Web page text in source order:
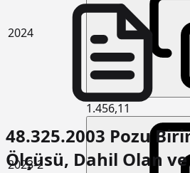
2024
2023-2
1.456,11
48.325.2003 Pozu
Ölçüsü, Dahil Olan